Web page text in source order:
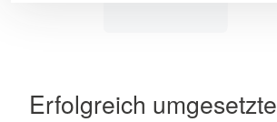
Erfolgreich umgesetzte